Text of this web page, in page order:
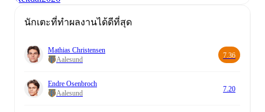
นักเตะที่ทำผลงานได้ดีที่สุด
Mathias Christensen
Aalesund
7.36
Endre Osenbroch
Aalesund
7.20